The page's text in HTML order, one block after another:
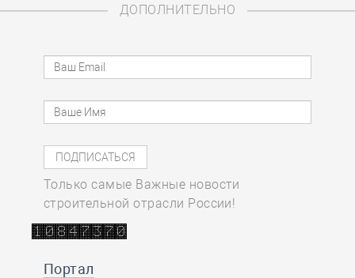
ДОПОЛНИТЕЛЬНО
Только самые Важные новости
строительной отрасли России!
Портал